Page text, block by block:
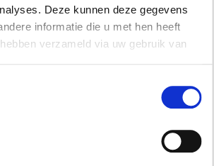
Deze kunnen deze gegevens
informatie die u met hen heeft
verzameld via uw gebruik van
Voor Joakim en
logisch vervolg op hun
ervaringen in Europa,
kunnen ontspannen,
en discussiëren over thema’s
regionale migratie,
en biodiversiteit’, aldus